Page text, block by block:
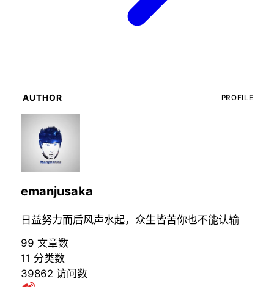
AUTHOR PROFILE
emanjusaka
日益努力而后风声水起，众生皆苦你也不能认输
99 文章数
11 分类数
39862 访问数